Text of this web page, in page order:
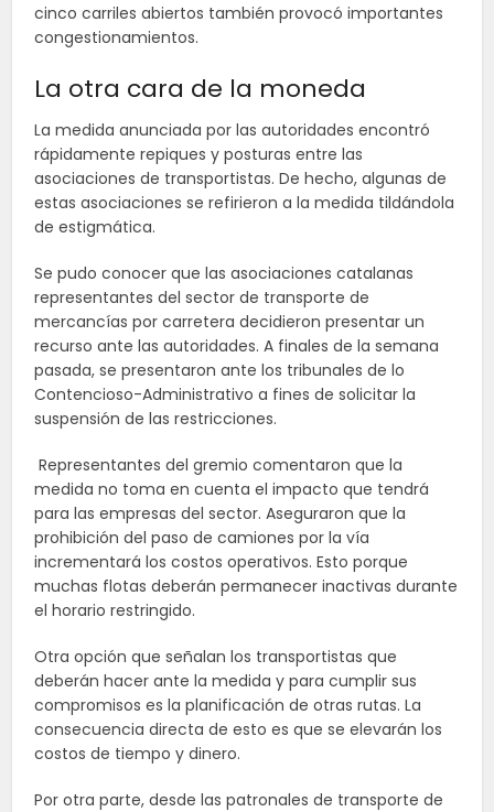
cinco carriles abiertos también provocó importantes
congestionamientos.
La otra cara de la moneda
La medida anunciada por las autoridades encontró
rápidamente repiques y posturas entre las
asociaciones de transportistas. De hecho, algunas de
estas asociaciones se refirieron a la medida tildándola
de estigmática.
Se pudo conocer que las asociaciones catalanas
representantes del sector de transporte de
mercancías por carretera decidieron presentar un
recurso ante las autoridades. A finales de la semana
pasada, se presentaron ante los tribunales de lo
Contencioso-Administrativo a fines de solicitar la
suspensión de las restricciones.
Representantes del gremio comentaron que la
medida no toma en cuenta el impacto que tendrá
para las empresas del sector. Aseguraron que la
prohibición del paso de camiones por la vía
incrementará los costos operativos. Esto porque
muchas flotas deberán permanecer inactivas durante
el horario restringido.
Otra opción que señalan los transportistas que
deberán hacer ante la medida y para cumplir sus
compromisos es la planificación de otras rutas. La
consecuencia directa de esto es que se elevarán los
costos de tiempo y dinero.
Por otra parte, desde las patronales de transporte de